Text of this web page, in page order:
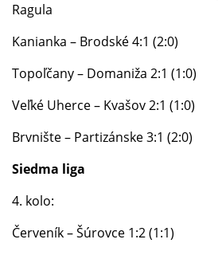
Ragula
Kanianka – Brodské 4:1 (2:0)
Topoľčany – Domaniža 2:1 (1:0)
Veľké Uherce – Kvašov 2:1 (1:0)
Brvnište – Partizánske 3:1 (2:0)
Siedma liga
4. kolo:
Červeník – Šúrovce 1:2 (1:1)